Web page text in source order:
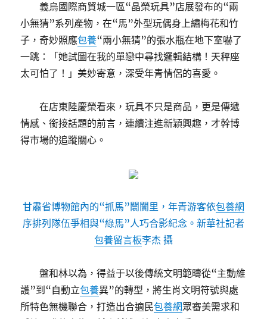
義烏國際商貿城一區“晶榮玩具”店展發布的“兩
小無猜”系列產物，在“馬”外型玩偶身上繡梅花和竹
子，奇妙照應包養“兩小無猜”的張水瓶在地下室嚇了
一跳：「她試圖在我的單戀中尋找邏輯結構！天秤座
太可怕了！」美妙寄意，深受年青情侶的喜愛。
在店東陸慶榮看來，玩具不只是商品，更是傳遞
情感、銜接話題的前言，連續注進新穎興趣，才幹博
得市場的追蹤關心。
甘肅省博物館內的“抓馬”闤闠里，年青游客依包養網
序排列隊伍爭相與“綠馬”人巧合影紀念。新華社記者
包養留言板李杰 攝
盤和林以為，得益于以後傳統文明範疇從“主動維
護”到“自動立包養異”的轉型，將生肖文明符號與處
所特色無機聯合，打造出合適民包養網眾審美需求和